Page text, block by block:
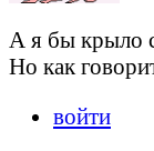
А я бы крыло
Но как
войти